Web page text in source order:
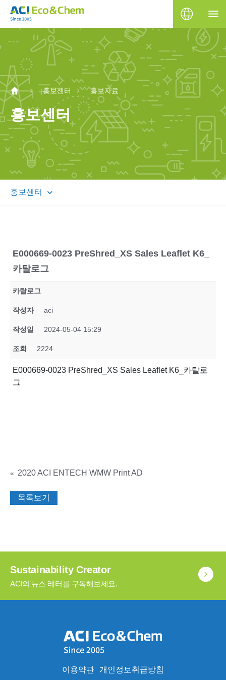
홍보센터 홍보자료
홍보센터
홍보센터
E000669-0023 PreShred_XS Sales Leaflet K6_
카탈로그
카탈로그
작성자 aci
작성일 2024-05-04 15:29
조회 2224
E000669-0023 PreShred_XS Sales Leaflet K6_카탈로
그
« 2020 ACI ENTECH WMW Print AD
목록보기
Sustainability Creator
ACI의 뉴스 레터를 구독해보세요.
이용약관 개인정보취급방침